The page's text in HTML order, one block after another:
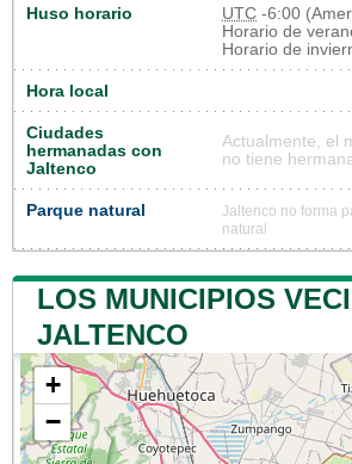
Huso horario UTC -6:00
Horario de
Horario de
Hora local
Ciudades
hermanadas con
Jaltenco
Actualmente, el
no tiene
Parque natural
Jaltenco no forma
natural
LOS MUNICIPIOS
JALTENCO
+
−